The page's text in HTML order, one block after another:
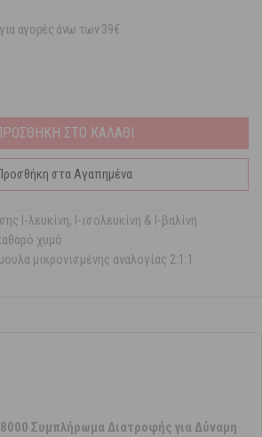
αγορές άνω των 39€
ΣΤΟ ΚΑΛΑΘΙ
στα Αγαπημένα
l-λευκίνη, l-ισολευκίνη & l-βαλίνη
χυμό
μικρονισμένης αναλογίας 2:1:1
Συμπλήρωμα Διατροφής για Δύναμη